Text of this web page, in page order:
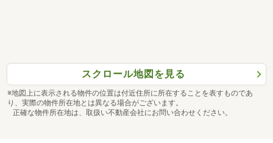
スクロール地図を見る
※地図上に表示される物件の位置は付近住所に所在することを表すものであ
り、実際の物件所在地とは異なる場合がございます。
正確な物件所在地は、取扱い不動産会社にお問い合わせください。